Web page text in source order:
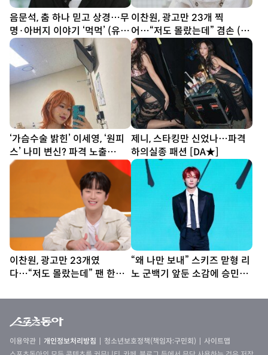
음문석, 춤 하나 믿고 상경…무
명·아버지 이야기 ‘먹먹’ (유퀴
즈)
이찬원, 광고만 23개 찍
어…“저도 몰랐는데” 겸손 (편
스토랑)
‘가슴수술 밝힌’ 이세영, ‘원피
스’ 나미 변신? 파격 노출
[DA★]
제니, 스타킹만 신었나…파격
하의실종 패션 [DA★]
이찬원, 광고만 23개였
다…“저도 몰랐는데” 팬 한마
“왜 나만 보내” 스키즈 맏형 리
노 군백기 앞둔 소감에 승민
이용약관 개인정보처리방침 청소년보호정책(책임자:구민회)
사이트맵